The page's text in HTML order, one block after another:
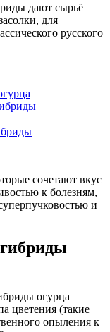
дают сырьё
для
русского
сочетают вкус
к болезням,
и
огурца
цветения (такие
опыления к